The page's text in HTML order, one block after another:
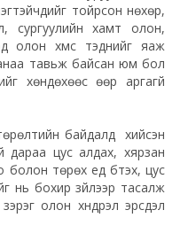
тойрсон нөхөр,
сургуулийн хамт олон,
олон хүмүүс тэднийг яаж
тавьж байсан юм бол
хөндөхөөс өөр аргагүй
байдалд хийсэн
дараа цус алдах, хярзан
болон төрөх үед бүтэх, цус
нь бохир зүйлээр тасалж
олон хүндрэл эрсдэл